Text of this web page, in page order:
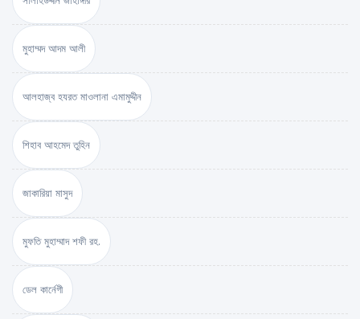
মুহাম্মদ আদম আলী
আলহাজ্ব হযরত মাওলানা এমামুদ্দীন
শিহাব আহমেদ তুহিন
জাকারিয়া মাসুদ
মুফতি মুহাম্মাদ শফী রহ.
ডেল কার্নেগী